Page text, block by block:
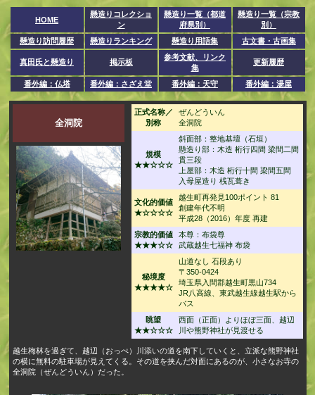
HOME
懸造りコレクショ
ン
懸造り一覧（都道
府県別）
懸造り一覧（宗教
別）
懸造り訪問履歴
懸造りランキング 懸造り用語集 古文書・古画集
真田氏と懸造り 掲示板
参考文献、リンク
集
更新履歴
番外編：仏塔 番外編：さざえ堂 番外編：天守 番外編：湯屋
全洞院
正式名称／
別称
ぜんどういん
全洞院
規模
★★☆☆☆
斜面部：整地基壇（石垣）
懸造り部：木造 桁行四間 梁間二間
貫三段
上屋部：木造 桁行十間 梁間五間
入母屋造り 桟瓦葺き
文化的価値
★☆☆☆☆
越生町再発見100ポイント 81
創建年代不明
平成28（2016）年度 再建
宗教的価値
★★★☆☆
本尊：布袋尊
武蔵越生七福神 布袋
秘境度
★★★★☆
山道なし 石段あり
〒350-0424
埼玉県入間郡越生町黒山734
JR八高線、東武越生線越生駅から
バス
眺望
★★☆☆☆
西面（正面）よりほぼ三面、越辺
川や熊野神社が見渡せる
越生梅林を過ぎて、越辺（おっぺ）川添いの道を南下していくと、立派な熊野神社
の横に無料の駐車場が見えてくる。その道を挟んだ対面にあるのが、小さなお寺の
全洞院（ぜんどういん）だった。